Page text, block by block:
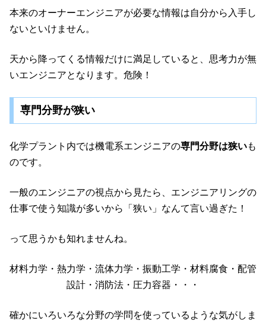
本来のオーナーエンジニアが必要な情報は自分から入手し
ないといけません。
天から降ってくる情報だけに満足していると、思考力が無
いエンジニアとなります。危険！
専門分野が狭い
化学プラント内では機電系エンジニアの専門分野は狭いも
のです。
一般のエンジニアの視点から見たら、エンジニアリングの
仕事で使う知識が多いから「狭い」なんて言い過ぎた！
って思うかも知れませんね。
材料力学・熱力学・流体力学・振動工学・材料腐食・配管
設計・消防法・圧力容器・・・
確かにいろいろな分野の学問を使っているような気がしま